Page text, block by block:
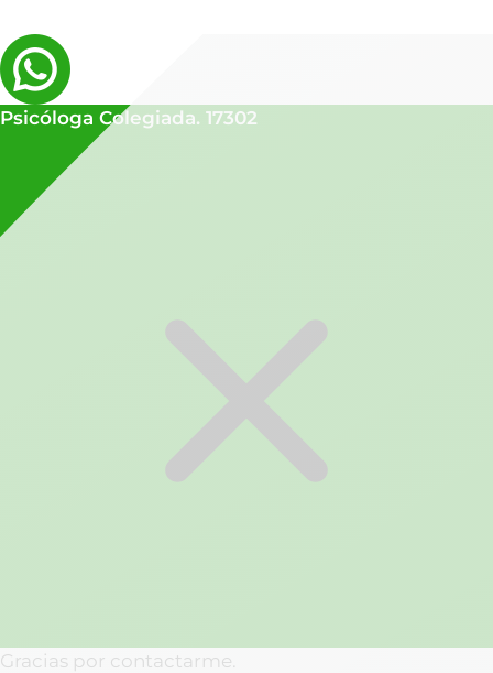
Psicóloga Colegiada. 17302
Gracias por contactarme.